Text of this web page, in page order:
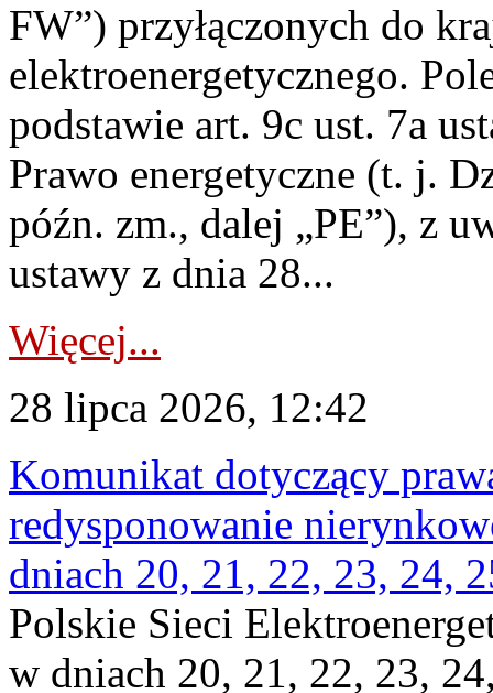
FW”) przyłączonych do
elektroenergetycznego.
podstawie art. 9c ust. 7a
Prawo energetyczne (t. j.
późn. zm., dalej „PE”), z
ustawy z dnia 28...
Więcej...
28 lipca 2026, 12:42
Komunikat dotyczący
redysponowanie
dniach 20, 21, 22, 23, 24,
Polskie Sieci
w dniach 20, 21, 22, 23,